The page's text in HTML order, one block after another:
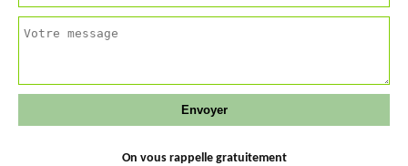
On vous rappelle gratuitement